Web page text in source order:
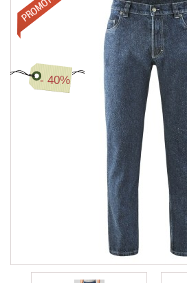
Accessoires
Linge de maison
Marques
Chèques Cadeaux
- 40%